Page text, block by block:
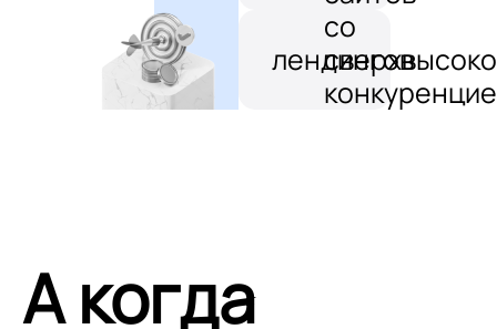
лендингов
со
А когда